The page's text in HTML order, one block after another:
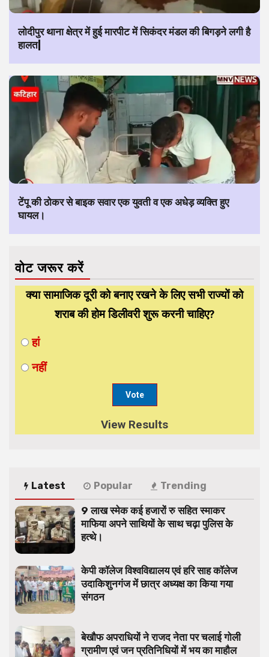
लोदीपुर थाना क्षेत्र में हुई मारपीट में सिकंदर मंडल की बिगड़ने लगी है
हालत|
टेंपू की ठोकर से बाइक सवार एक युवती व एक अधेड़ व्यक्ति हुए
घायल।
वोट जरूर करें
क्या सामाजिक दूरी को बनाए रखने के लिए सभी राज्यों को
शराब की होम डिलीवरी शुरू करनी चाहिए?
हां
नहीं
View Results
Latest Popular Trending
9 लाख स्मेक कई हजारों रु सहित स्माकर
माफिया अपने साथियों के साथ चढ़ा पुलिस के
हत्थे।
केपी कॉलेज विश्वविद्यालय एवं हरि साह कॉलेज
उदाकिशुनगंज में छात्र अध्यक्ष का किया गया
संगठन
बेखौफ अपराधियों ने राजद नेता पर चलाई गोली
ग्रामीण एवं जन प्रतिनिधियों में भय का माहौल